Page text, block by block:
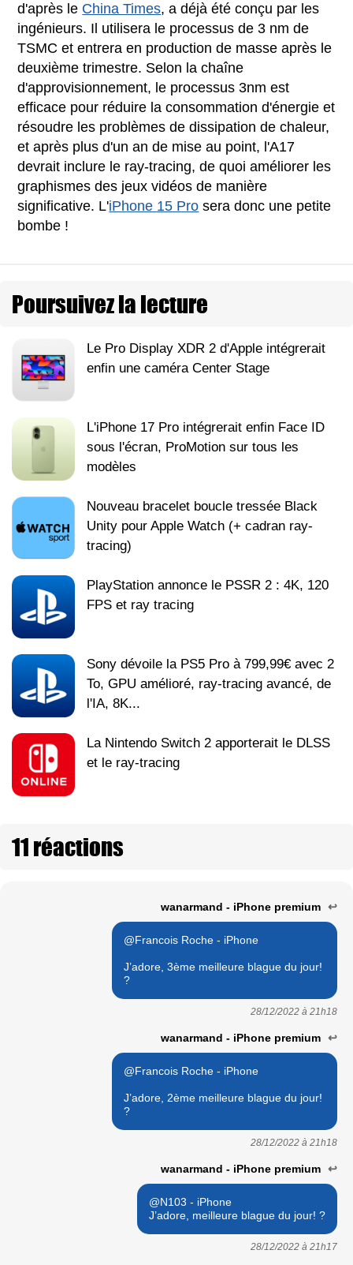
d'après le China Times, a déjà été conçu par les
ingénieurs. Il utilisera le processus de 3 nm de
TSMC et entrera en production de masse après le
deuxième trimestre. Selon la chaîne
d'approvisionnement, le processus 3nm est
efficace pour réduire la consommation d'énergie et
résoudre les problèmes de dissipation de chaleur,
et après plus d'un an de mise au point, l'A17
devrait inclure le ray-tracing, de quoi améliorer les
graphismes des jeux vidéos de manière
significative. L'iPhone 15 Pro sera donc une petite
bombe !
Poursuivez la lecture
Le Pro Display XDR 2 d'Apple intégrerait
enfin une caméra Center Stage
L'iPhone 17 Pro intégrerait enfin Face ID
sous l'écran, ProMotion sur tous les
modèles
Nouveau bracelet boucle tressée Black
Unity pour Apple Watch (+ cadran ray-
tracing)
PlayStation annonce le PSSR 2 : 4K, 120
FPS et ray tracing
Sony dévoile la PS5 Pro à 799,99€ avec 2
To, GPU amélioré, ray-tracing avancé, de
l'IA, 8K...
La Nintendo Switch 2 apporterait le DLSS
et le ray-tracing
11 réactions
wanarmand - iPhone premium ↩
@Francois Roche - iPhone
J’adore, 3ème meilleure blague du jour!
?
28/12/2022 à 21h18
wanarmand - iPhone premium ↩
@Francois Roche - iPhone
J’adore, 2ème meilleure blague du jour!
?
28/12/2022 à 21h18
wanarmand - iPhone premium ↩
@N103 - iPhone
J’adore, meilleure blague du jour! ?
28/12/2022 à 21h17